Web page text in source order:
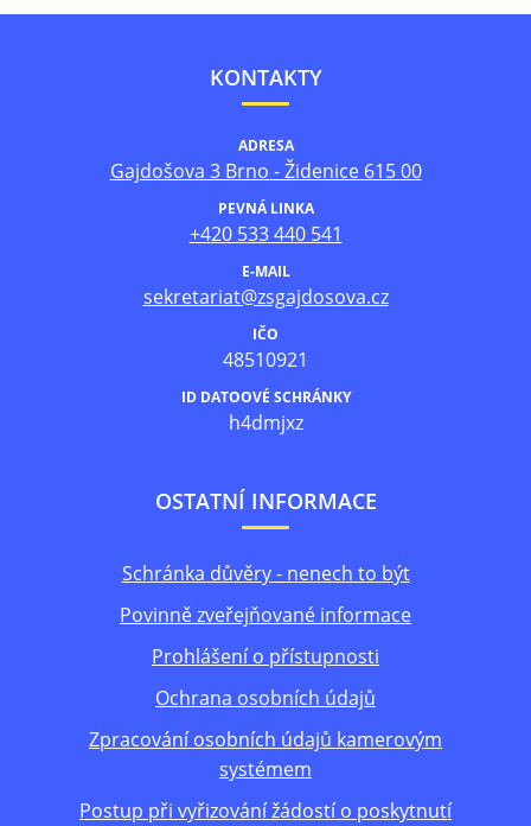
KONTAKTY
ADRESA
Gajdošova 3 Brno - Židenice 615 00
PEVNÁ LINKA
+420 533 440 541
E-MAIL
sekretariat@zsgajdosova.cz
IČO
48510921
ID DATOOVÉ SCHRÁNKY
h4dmjxz
OSTATNÍ INFORMACE
Schránka důvěry - nenech to být
Povinně zveřejňované informace
Prohlášení o přístupnosti
Ochrana osobních údajů
Zpracování osobních údajů kamerovým
systémem
Postup při vyřizování žádostí o poskytnutí